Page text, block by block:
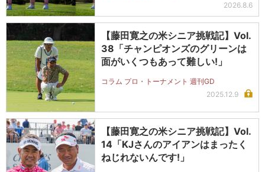
2026.8.6
【藤田寛之の米シニア挑戦記】Vol.
38「チャンピオンズのグリーンは
面がいくつもあって難しい!」
コラム プロ・トーナメント 週刊GD
2025.12.9
【藤田寛之の米シニア挑戦記】Vol.
14「KJさんのアイアンはまったく
ねじれないんです!」